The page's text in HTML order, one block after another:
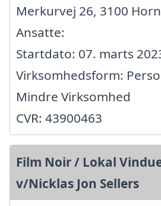
Merkurvej 26, 3100
Ansatte:
Startdato: 07. marts
Virksomhedsform:
Mindre Virksomhed
CVR: 43900463
Film Noir / Lokal
v/Nicklas Jon Sellers